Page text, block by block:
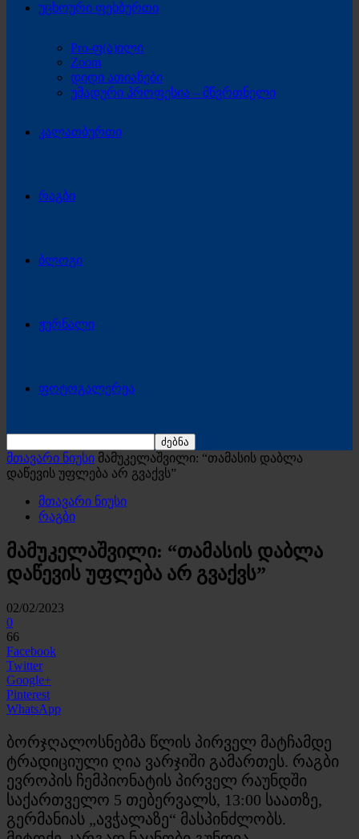
უცხოური ფეხბურთი
Pro-ფ(ა)ილი
Zoom
დიდი ათიანები
უმადური პროფესია – მწვრთნელი
კალათბურთი
რაგბი
ბლოგი
ჟურნალი
ფოტოგალერეა
მთავარი ნიუსი მამუკელაშვილი: “თამასის დაბლა
დაწევის უფლება არ გვაქვს”
მთავარი ნიუსი
რაგბი
მამუკელაშვილი: “თამასის დაბლა
დაწევის უფლება არ გვაქვს”
02/02/2023
0
66
Facebook
Twitter
Google+
Pinterest
WhatsApp
ბორჯღალოსნებმა წლის პირველ მატჩამდე
ტრადიციული ღია ვარჯიში გამართეს. რაგბი
ევროპის ჩემპიონატის პირველ რაუნდში
საქართველო 5 თებერვალს, 13:00 საათზე,
გერმანიას „ავჭალაზე“ მასპინძლობს.